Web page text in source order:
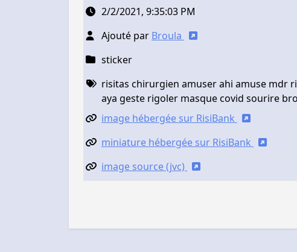
2/2/2021, 9:35:03 PM
Ajouté par Broula
sticker
risitas chirurgien amuser ahi amuse mdr
aya geste rigoler masque covid sourire
image hébergée sur RisiBank
miniature hébergée sur RisiBank
image source (jvc)